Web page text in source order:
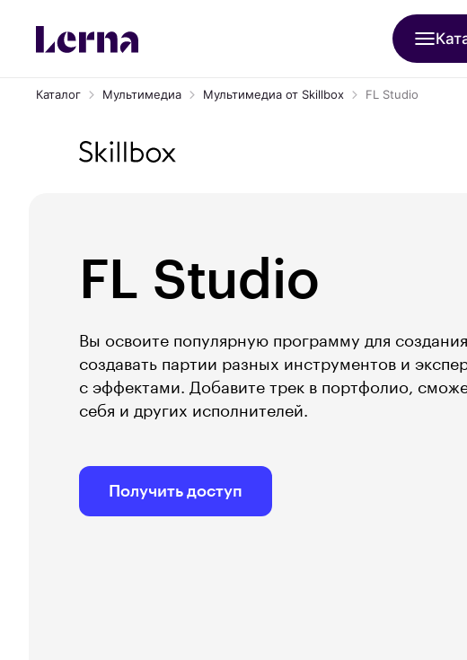
Каталог Мультимедиа Мультимедиа от Skillbox FL Studio
Получить доступ
FL Studio
Вы освоите популярную программу для
создавать партии разных инструментов и
с эффектами. Добавите трек в портфолио,
себя и других исполнителей.